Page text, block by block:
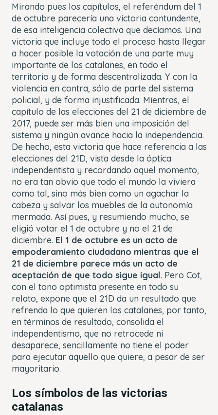
Mirando pues los capítulos, el referéndum del 1
de octubre parecería una victoria contundente,
de esa inteligencia colectiva que decíamos. Una
victoria que incluye todo el proceso hasta llegar
a hacer posible la votación de una parte muy
importante de los catalanes, en todo el
territorio y de forma descentralizada. Y con la
violencia en contra, sólo de parte del sistema
policial, y de forma injustificada. Mientras, el
capítulo de las elecciones del 21 de diciembre de
2017, puede ser más bien una imposición del
sistema y ningún avance hacia la independencia.
De hecho, esta victoria que hace referencia a las
elecciones del 21D, vista desde la óptica
independentista y recordando aquel momento,
no era tan obvio que todo el mundo la viviera
como tal, sino más bien como un agachar la
cabeza y salvar los muebles de la autonomía
mermada. Así pues, y resumiendo mucho, se
eligió votar el 1 de octubre y no el 21 de
diciembre. El 1 de octubre es un acto de
empoderamiento ciudadano mientras que el
21 de diciembre parece más un acto de
aceptación de que todo sigue igual. Pero Cot,
con el tono optimista presente en todo su
relato, expone que el 21D da un resultado que
refrenda lo que quieren los catalanes, por tanto,
en términos de resultado, consolida el
independentismo, que no retrocede ni
desaparece, sencillamente no tiene el poder
para ejecutar aquello que quiere, a pesar de ser
mayoritario.
Los símbolos de las victorias
catalanas